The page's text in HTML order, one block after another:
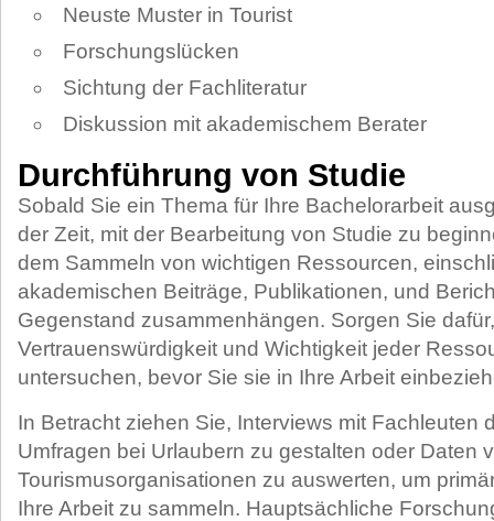
Neuste Muster in Tourist
Forschungslücken
Sichtung der Fachliteratur
Diskussion mit akademischem Berater
Durchführung von Studie
Sobald Sie ein Thema für Ihre Bachelorarbeit
der Zeit, mit der Bearbeitung von Studie zu
dem Sammeln von wichtigen Ressourcen,
akademischen Beiträge, Publikationen, und
Gegenstand zusammenhängen. Sorgen Sie
Vertrauenswürdigkeit und Wichtigkeit jeder
untersuchen, bevor Sie sie in Ihre Arbeit
In Betracht ziehen Sie, Interviews mit Fachleuten
Umfragen bei Urlaubern zu gestalten oder Daten
Tourismusorganisationen zu auswerten, um
Ihre Arbeit zu sammeln. Hauptsächliche